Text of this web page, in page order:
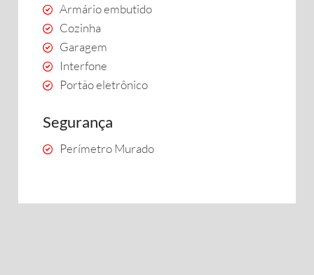
Armário embutido
Cozinha
Garagem
Interfone
Portão eletrônico
Segurança
Perímetro Murado